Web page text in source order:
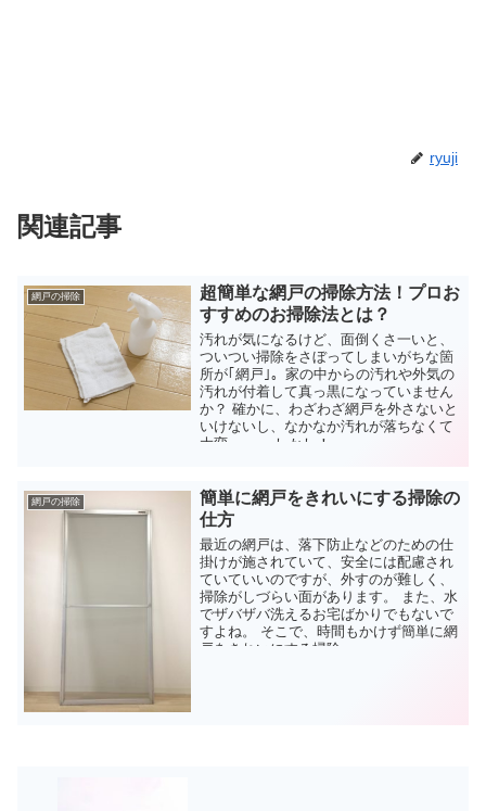
ryuji
関連記事
網戸の掃除
超簡単な網戸の掃除方法！プロお
すすめのお掃除法とは？
汚れが気になるけど、面倒くさ一いと、
ついつい掃除をさぼってしまいがちな箇
所が｢網戸｣。家の中からの汚れや外気の
汚れが付着して真っ黒になっていません
か？ 確かに、わざわざ網戸を外さないと
いけないし、なかなか汚れが落ちなくて
大変・・。 しかし！...
網戸の掃除
簡単に網戸をきれいにする掃除の
仕方
最近の網戸は、落下防止などのための仕
掛けが施されていて、安全には配慮され
ていていいのですが、外すのが難しく、
掃除がしづらい面があります。 また、水
でザバザバ洗えるお宅ばかりでもないで
すよね。 そこで、時間もかけず簡単に網
戸をきれいにする掃除...